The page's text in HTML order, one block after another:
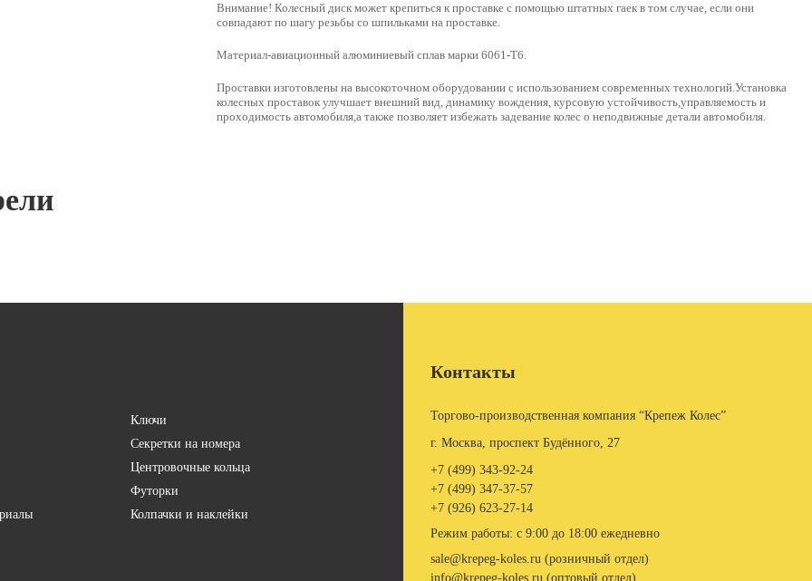
Внимание! Колесный диск может крепиться к проставке с помощью штатных гаек в том случае, если они
совпадают по шагу резьбы со шпильками на проставке.
Материал-авиационный алюминиевый сплав марки 6061-Т6.
Проставки изготовлены на высокоточном оборудовании с использованием современных технологий.Установка
колесных проставок улучшает внешний вид, динамику вождения, курсовую устойчивость,управляемость и
проходимость автомобиля,а также позволяет избежать задевание колес о неподвижные детали автомобиля.
Ключи
Секретки на номера
Центровочные кольца
Футорки
Колпачки и наклейки
Контакты
Торгово-производственная компания “Крепеж Колес”
г. Москва, проспект Будённого, 27
+7 (499) 343-92-24
+7 (499) 347-37-57
+7 (926) 623-27-14
Режим работы: с 9:00 до 18:00 ежедневно
sale@krepeg-koles.ru (розничный отдел)
info@krepeg-koles.ru (оптовый отдел)